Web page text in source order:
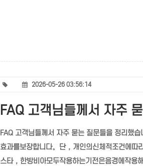
2026-05-26 03:56:14
FAQ 고객님들께서 자주
FAQ 고객님들께서 자주 묻는 질문들을 정리했
효과를보장합니다。단，개인의신체적조건에
스타，한방비아모두작용하는기전은음경에작